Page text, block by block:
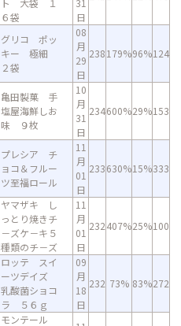
ト 大袋 １
６袋
31
日
グリコ ポッ
キー 極細
２袋
08
月
29
日
238179%96%124
亀田製菓 手
塩屋海鮮しお
味 ９枚
10
月
31
日
234600%29%153
プレシア チ
ョコ＆フルー
ツ至福ロール
11
月
01
日
233630%15%333
ヤマザキ し
っとり焼きチ
－ズケ－キ５
種類のチ－ズ
11
月
01
日
232407%25%100
ロッテ スイ
ーツデイズ
乳酸菌ショコ
ラ ５６ｇ
09
月
18
日
232 73% 83%272
モンテール